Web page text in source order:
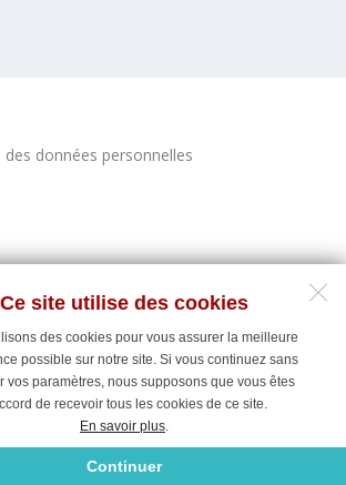
Ce site utilise des cookies
des cookies pour vous assurer la meilleure
possible sur notre site. Si vous continuez sans
vos paramètres, nous supposons que vous êtes
de recevoir tous les cookies de ce site.
En savoir plus.
Continuer
données personnelles
Maintenance du site : Deligraph